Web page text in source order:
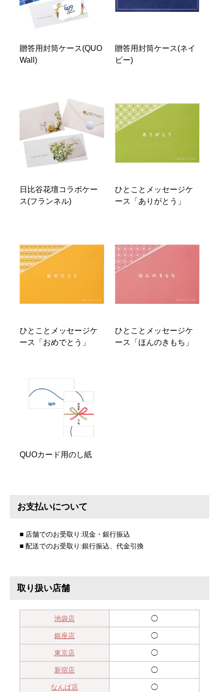
贈答用封筒ケース(QUO
Wall)
贈答用封筒ケース(ネイ
ビー)
日比谷花壇コラボケー
ス(フランネル)
ひとことメッセージケ
ース「ありがとう」
ひとことメッセージケ
ース「おめでとう」
ひとことメッセージケ
ース「ほんのきもち」
QUOカード用のし紙
お支払いについて
■ 店舗でのお受取り:現金・銀行振込
■ 配送でのお受取り:銀行振込、代金引換
取り扱い店舗
池袋店 ◯
銀座店 ◯
東京店 ◯
新宿店 ◯
なんば店 ◯